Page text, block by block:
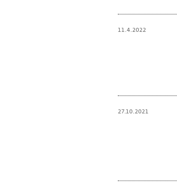
11.4.2022
27.10.2021